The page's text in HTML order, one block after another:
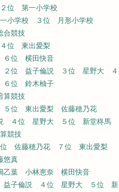
位 第一小学校
小学校 ３位 月形小学校
合競技
位 東出愛梨
６位 横田快音
２位 益子倫説 ３位 星野大 ４
位 鈴木柚子
算競技
５位 東出愛梨佐藤穂乃花
４位 星野大 ５位 新堂柊馬
競技
佐藤穂乃花 ７位 東出愛梨
悠真
乙葉 小林恵奈 横田快音
益子倫説 ４位 星野大 ５位 新